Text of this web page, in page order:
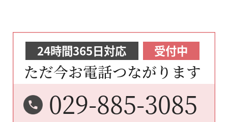
24時間365日対応 受付中
ただ今お電話つながります
029-885-3085